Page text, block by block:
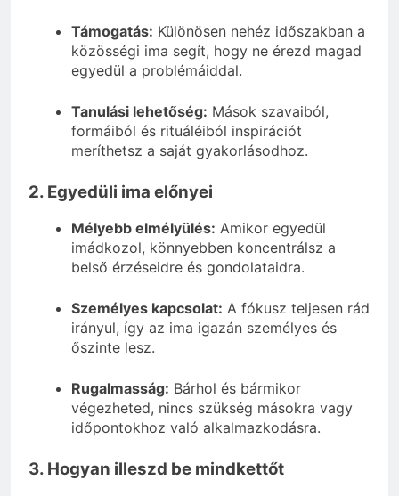
Támogatás: Különösen nehéz időszakban a
közösségi ima segít, hogy ne érezd magad
egyedül a problémáiddal.
Tanulási lehetőség: Mások szavaiból,
formáiból és rituáléiból inspirációt
meríthetsz a saját gyakorlásodhoz.
2. Egyedüli ima előnyei
Mélyebb elmélyülés: Amikor egyedül
imádkozol, könnyebben koncentrálsz a
belső érzéseidre és gondolataidra.
Személyes kapcsolat: A fókusz teljesen rád
irányul, így az ima igazán személyes és
őszinte lesz.
Rugalmasság: Bárhol és bármikor
végezheted, nincs szükség másokra vagy
időpontokhoz való alkalmazkodásra.
3. Hogyan illeszd be mindkettőt